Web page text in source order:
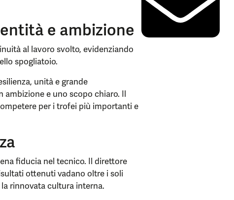
e ambizione
al lavoro svolto, evidenziando
spogliatoio.
unità e grande
e uno scopo chiaro. Il
per i trofei più importanti e
fiducia nel tecnico. Il direttore
ottenuti vadano oltre i soli
rinnovata cultura interna.